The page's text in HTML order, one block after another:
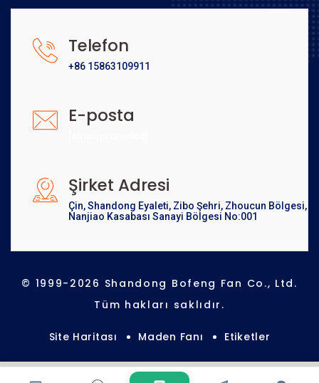
Telefon
+86 15863109911
E-posta
Şirket Adresi
Çin, Shandong Eyaleti, Zibo Şehri, Zhoucun Bölgesi,
Nanjiao Kasabası Sanayi Bölgesi No:001
© 1999-2026 Shandong Bofeng Fan Co., Ltd.
Tüm hakları saklıdır.
Site Haritası Maden Fanı Etiketler